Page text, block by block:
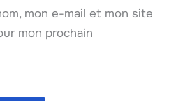
mon e-mail et mon site
mon prochain